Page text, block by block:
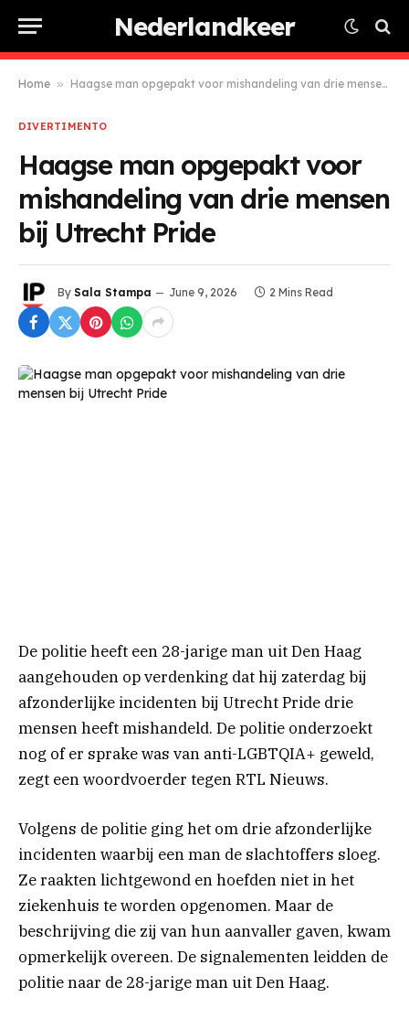
Nederlandkeer
Home » Haagse man opgepakt voor mishandeling van drie mensen bij Utrecht Pride
DIVERTIMENTO
Haagse man opgepakt voor
mishandeling van drie mensen
bij Utrecht Pride
By Sala Stampa June 9, 2026 2 Mins Read
De politie heeft een 28-jarige man uit Den Haag
aangehouden op verdenking dat hij zaterdag bij
afzonderlijke incidenten bij Utrecht Pride drie
mensen heeft mishandeld. De politie onderzoekt
nog of er sprake was van anti-LGBTQIA+ geweld,
zegt een woordvoerder tegen RTL Nieuws.
Volgens de politie ging het om drie afzonderlijke
incidenten waarbij een man de slachtoffers sloeg.
Ze raakten lichtgewond en hoefden niet in het
ziekenhuis te worden opgenomen. Maar de
beschrijving die zij van hun aanvaller gaven, kwam
opmerkelijk overeen. De signalementen leidden de
politie naar de 28-jarige man uit Den Haag.